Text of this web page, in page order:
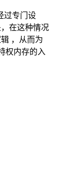
过专门设
在这种情况
，从而为
权内存的入